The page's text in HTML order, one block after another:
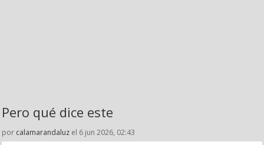
Pero qué dice este
por calamarandaluz el 6 jun 2026, 02:43